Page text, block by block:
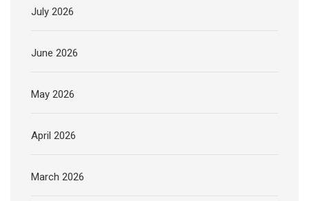
July 2026
June 2026
May 2026
April 2026
March 2026